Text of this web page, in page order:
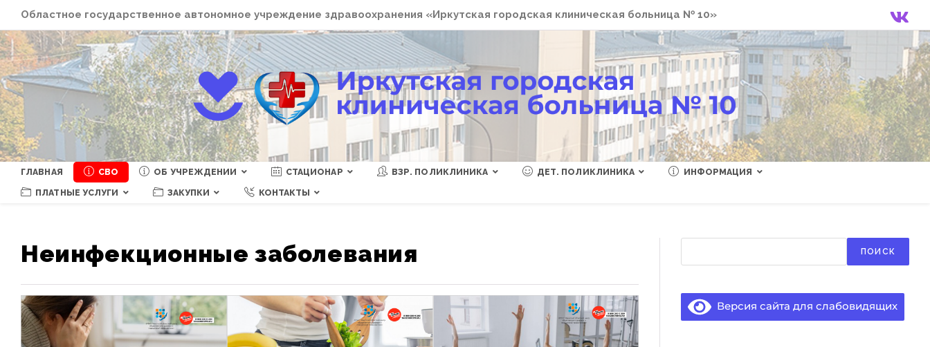
Перейти
содержимому
Областное государственное автономное учреждение здравоохранения «Иркутская городская клиническая больница № 10»
ГЛАВНАЯ СВО ОБ УЧРЕЖДЕНИИ СТАЦИОНАР ВЗР. ПОЛИКЛИНИКА ДЕТ. ПОЛИКЛИНИКА
ИНФОРМАЦИЯ
ПЛАТНЫЕ УСЛУГИ
ЗАКУПКИ КОНТАКТЫ
Неинфекционные заболевания ПОИСК
Версия сайта для слабовидящих